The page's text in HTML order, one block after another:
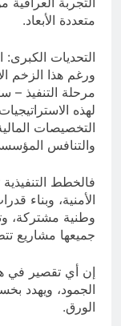
متعددة الأبعاد.
التحديات الكبرى:
ورغم هذا الزخم
مرحلة التنفيذ –
لهذه
التخصيصات
والتنافس
فالخطط
الأمنية، وبناء
وطنية مشتركة،
جميعها مشاريع
إن أي تقصير في
الجمود، ويهدد
الورق.